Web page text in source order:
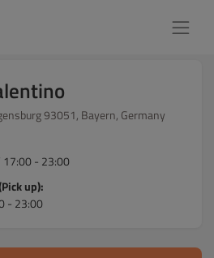
93051, Bayern, Germany
- 23:00
up):
- 23:00